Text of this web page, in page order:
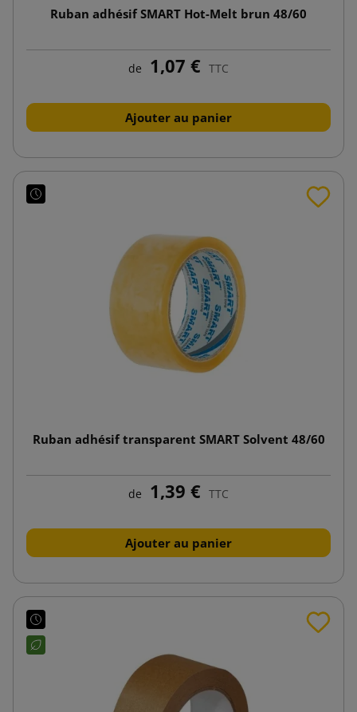
Ruban adhésif SMART Hot-Melt brun 48/60
de 1,07 € TTC
Ajouter au panier
Ruban adhésif transparent SMART Solvent 48/60
de 1,39 € TTC
Ajouter au panier